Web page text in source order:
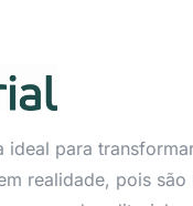
ideal para
realidade, pois são